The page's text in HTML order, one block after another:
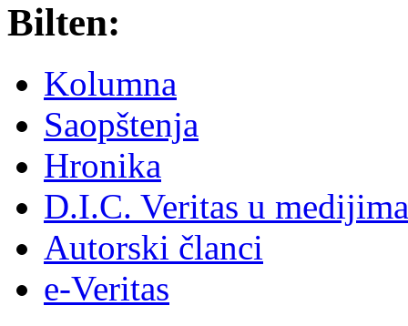
Bilten:
Kolumna
Saopštenja
Hronika
D.I.C. Veritas u medijima
Autorski članci
e-Veritas